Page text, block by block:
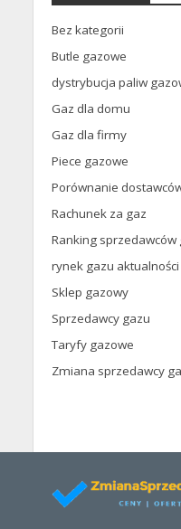
Bez kategorii
Butle gazowe
dystrybucja paliw
Gaz dla domu
Gaz dla firmy
Piece gazowe
Porównanie
Rachunek za gaz
Ranking sprzedawców
rynek gazu aktualności
Sklep gazowy
Sprzedawcy gazu
Taryfy gazowe
Zmiana sprzedawcy